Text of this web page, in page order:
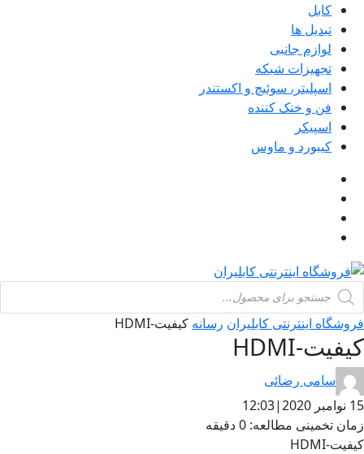
کابل
تبدیل ها
لوازم جانبی
تجهیزات شبکه
اسپلیتر، سوئیچ و اکستندر
فن و خنک کننده
اسپیکر
کیبورد و ماوس
Products
search
فروشگاه اینترنتی کابلیران رسانه کیفیت-HDMI
کیفیت-HDMI
سامی رضائی
15 نوامبر 2020
|
12:03
زمان تخمینی مطالعه: 0 دقیقه
کیفیت-HDMI